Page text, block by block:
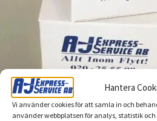
Hantera
Vi använder cookies för att samla in och
använder webbplatsen för analys, statistik